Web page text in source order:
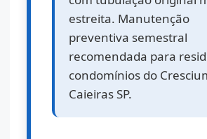
estreita. Manutenção
preventiva semestral
recomendada para
condomínios do
Caieiras SP.